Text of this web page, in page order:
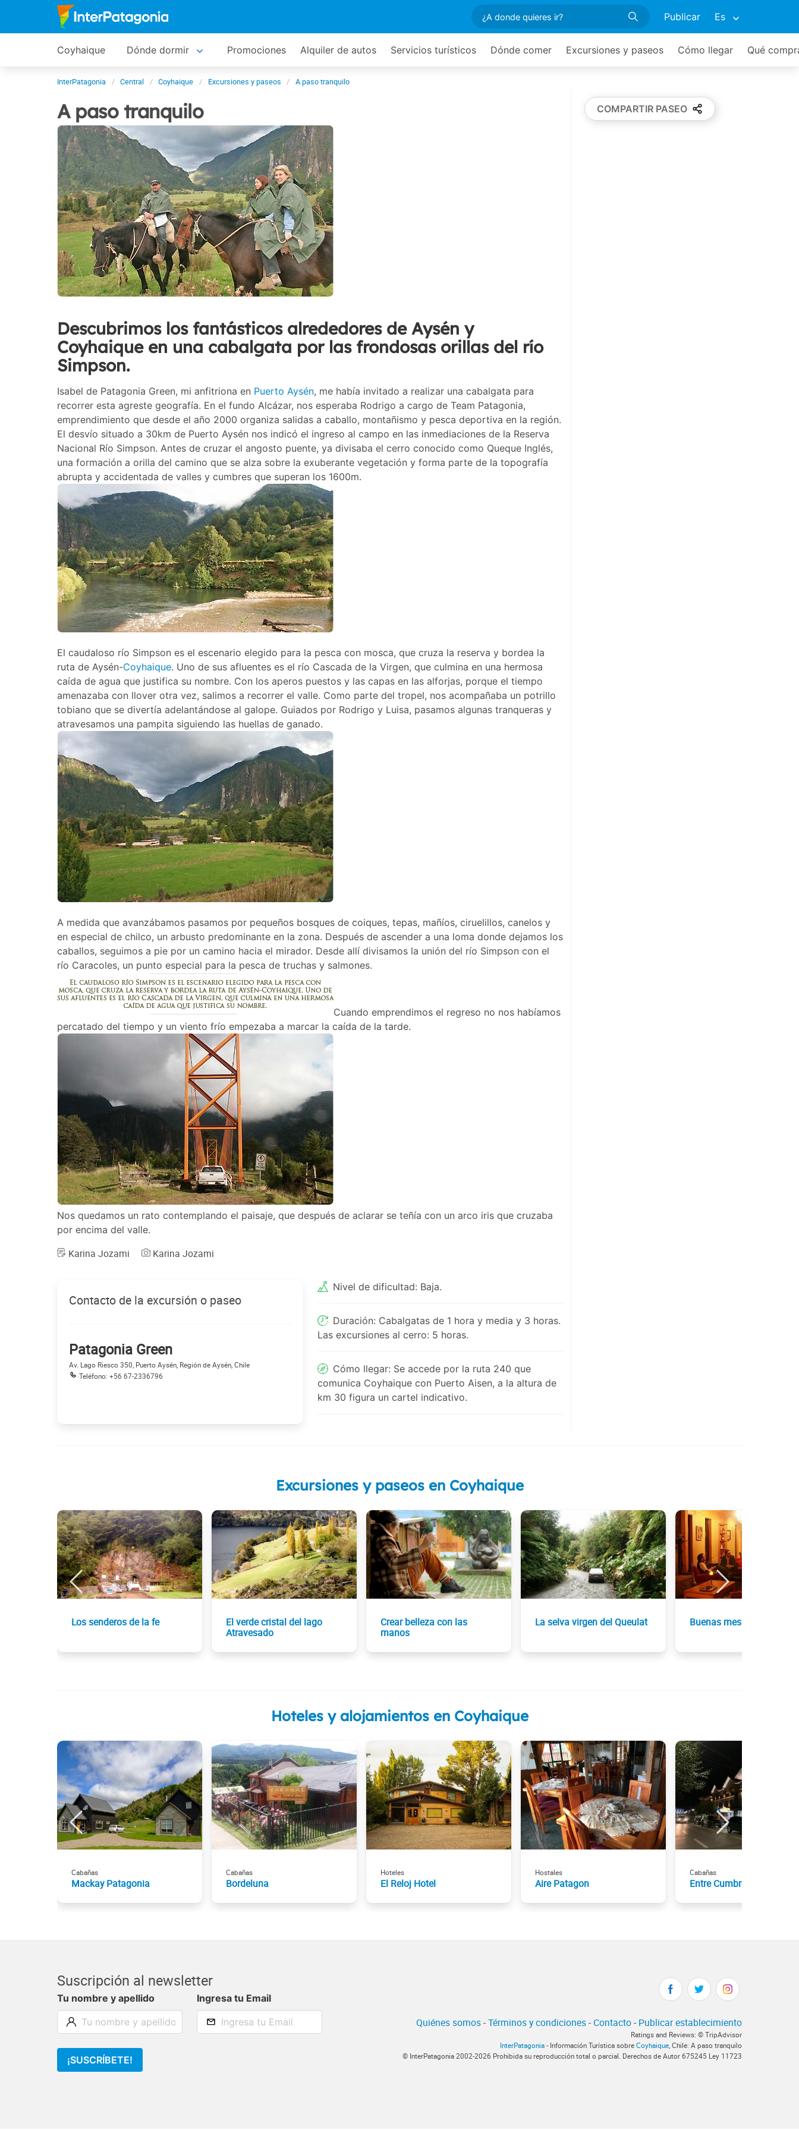
Publicar Es
Coyhaique Dónde dormir Promociones Alquiler de autos Servicios turísticos Dónde comer Excursiones y paseos Cómo llegar Qué
InterPatagonia Central Coyhaique Excursiones y paseos A paso tranquilo
A paso tranquilo
Descubrimos los fantásticos alrededores de Aysén y
Coyhaique en una cabalgata por las frondosas orillas del río
Simpson.
Isabel de Patagonia Green, mi anfitriona en Puerto Aysén, me había invitado a realizar una cabalgata para
recorrer esta agreste geografía. En el fundo Alcázar, nos esperaba Rodrigo a cargo de Team Patagonia,
emprendimiento que desde el año 2000 organiza salidas a caballo, montañismo y pesca deportiva en la región.
El desvío situado a 30km de Puerto Aysén nos indicó el ingreso al campo en las inmediaciones de la Reserva
Nacional Río Simpson. Antes de cruzar el angosto puente, ya divisaba el cerro conocido como Queque Inglés,
una formación a orilla del camino que se alza sobre la exuberante vegetación y forma parte de la topografía
abrupta y accidentada de valles y cumbres que superan los 1600m.
El caudaloso río Simpson es el escenario elegido para la pesca con mosca, que cruza la reserva y bordea la
ruta de Aysén-Coyhaique. Uno de sus afluentes es el río Cascada de la Virgen, que culmina en una hermosa
caída de agua que justifica su nombre. Con los aperos puestos y las capas en las alforjas, porque el tiempo
amenazaba con llover otra vez, salimos a recorrer el valle. Como parte del tropel, nos acompañaba un potrillo
tobiano que se divertía adelantándose al galope. Guiados por Rodrigo y Luisa, pasamos algunas tranqueras y
atravesamos una pampita siguiendo las huellas de ganado.
A medida que avanzábamos pasamos por pequeños bosques de coiques, tepas, mañíos, ciruelillos, canelos y
en especial de chilco, un arbusto predominante en la zona. Después de ascender a una loma donde dejamos los
caballos, seguimos a pie por un camino hacia el mirador. Desde allí divisamos la unión del río Simpson con el
río Caracoles, un punto especial para la pesca de truchas y salmones.
Cuando emprendimos el regreso no nos habíamos
percatado del tiempo y un viento frío empezaba a marcar la caída de la tarde.
Nos quedamos un rato contemplando el paisaje, que después de aclarar se teñía con un arco iris que cruzaba
por encima del valle.
Karina Jozami Karina Jozami
Contacto de la excursión o paseo
Patagonia Green
Av. Lago Riesco 350, Puerto Aysén, Región de Aysén, Chile
Teléfono: +56 67-2336796
Nivel de dificultad: Baja.
Duración: Cabalgatas de 1 hora y media y 3 horas.
Las excursiones al cerro: 5 horas.
Cómo llegar: Se accede por la ruta 240 que
comunica Coyhaique con Puerto Aisen, a la altura de
km 30 figura un cartel indicativo.
COMPARTIR PASEO
Excursiones y paseos en Coyhaique
Los senderos de la fe
El verde cristal del lago
Atravesado
Crear belleza con las
manos
La selva virgen del Queulat Buenas mesas en Aysén
Hoteles y alojamientos en Coyhaique
Cabañas
Mackay Patagonia
Cabañas
Bordeluna
Hoteles
El Reloj Hotel
Hostales
Aire Patagon
Cabañas
Entre Cumbres
Suscripción al newsletter
Tu nombre y apellido Ingresa tu Email
¡SUSCRÍBETE!
Quiénes somos-Términos y condiciones- Contacto- Publicar establecimiento
Ratings and Reviews: © TripAdvisor
InterPatagonia - Información Turística sobre Coyhaique, Chile: A paso tranquilo
© InterPatagonia 2002-2026 Prohibida su reproducción total o parcial. Derechos de Autor 675245 Ley 11723